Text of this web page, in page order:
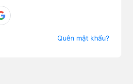
Quên mật khẩu?